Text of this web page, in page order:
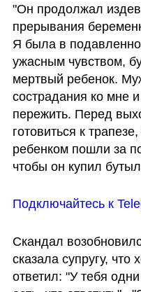
"Он продолжал
прерывания
Я была в
ужасным чувством,
мертвый ребенок.
сострадания ко мне
пережить. Перед
готовиться к
ребенком пошли за
чтобы он купил
Подключайтесь к
Скандал
сказала супругу, что
ответил: "У тебя